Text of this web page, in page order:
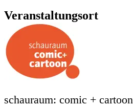
Veranstaltungsort
schauraum: comic + cartoon